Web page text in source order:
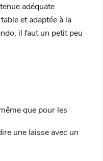
adéquate
et adaptée à la
il faut un petit peu
que pour les
une laisse avec un